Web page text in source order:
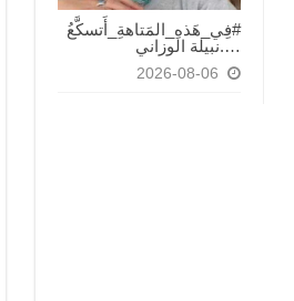
#فِي_هَذهِ_المَتاهةِ_أَتسكَّعُ
….نبيلة الوزاني
2026-08-06